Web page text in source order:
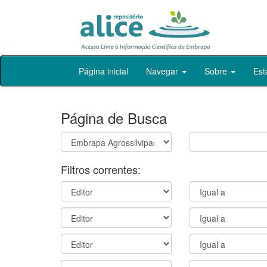
Skip
Página inicial Navegar Sobre
Página de Busca
Filtros correntes: